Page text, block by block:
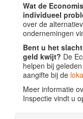
Wat de
individueel
over de
ondernemingen
Bent u het
geld kwijt? De
helpen bij
aangifte bij de
Meer informatie
Inspectie vindt u